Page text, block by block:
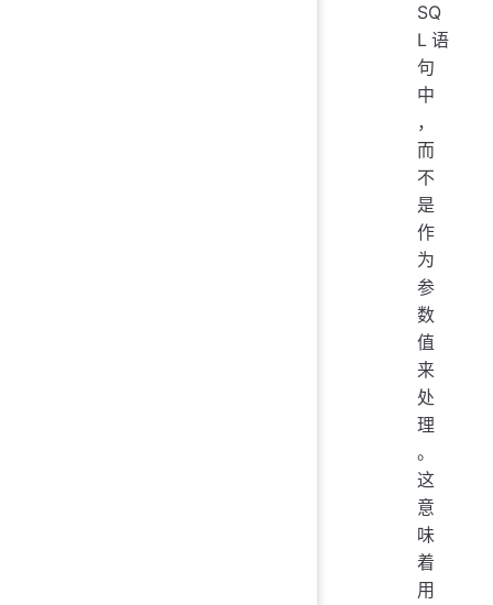
SQ
L语
句
中
，
而
不
是
作
为
参
数
值
来
处
理
。
这
意
味
着
用